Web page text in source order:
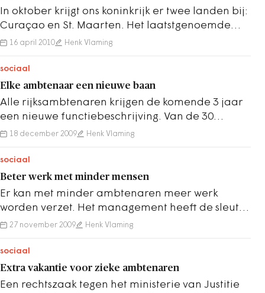
In oktober krijgt ons koninkrijk er twee landen bij:
Curaçao en St. Maarten. Het laatstgenoemde
eiland hoopt op remigratie van overzeese…
16 april 2010 Henk Vlaming
sociaal
Elke ambtenaar een nieuwe baan
Alle rijksambtenaren krijgen de komende 3 jaar
een nieuwe functiebeschrijving. Van de 30
duizend functiebeschrijvingen blijven er 50…
18 december 2009 Henk Vlaming
sociaal
Beter werk met minder mensen
Er kan met minder ambtenaren meer werk
worden verzet. Het management heeft de sleutel
in handen. ‘Een overheid die effectiever wil…
27 november 2009 Henk Vlaming
sociaal
Extra vakantie voor zieke ambtenaren
Een rechtszaak tegen het ministerie van Justitie